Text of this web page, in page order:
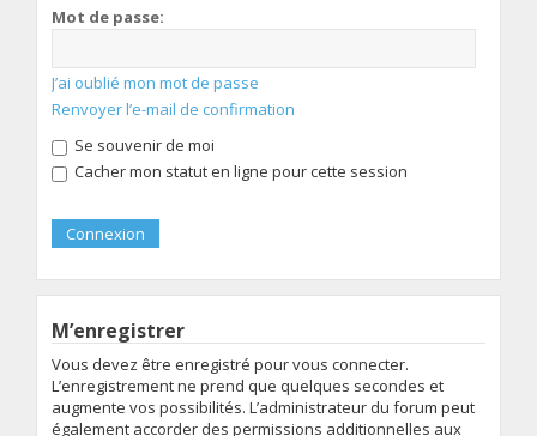
Mot de passe:
J’ai oublié mon mot de passe
Renvoyer l’e-mail de confirmation
Se souvenir de moi
Cacher mon statut en ligne pour cette session
M’enregistrer
Vous devez être enregistré pour vous connecter.
L’enregistrement ne prend que quelques secondes et
augmente vos possibilités. L’administrateur du forum peut
également accorder des permissions additionnelles aux